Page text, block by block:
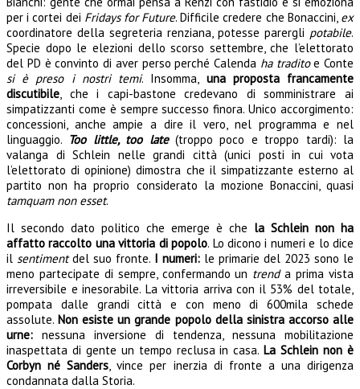
per i cortei dei Fridays for Future. Difficile credere che Bonaccini, ex
coordinatore della segreteria renziana, potesse parergli potabile.
Specie dopo le elezioni dello scorso settembre, che l’elettorato
del PD è convinto di aver perso perché Calenda ha traditoe Conte
si è preso i nostri temi. Insomma, una proposta francamente
discutibile, che i capi-bastone credevano di somministrare ai
simpatizzanti come è sempre successo finora. Unico accorgimento:
concessioni, anche ampie a dire il vero, nel programma e nel
linguaggio. Too little, too late(troppo poco e troppo tardi): la
valanga di Schlein nelle grandi città (unici posti in cui vota
l’elettorato di opinione) dimostra che il simpatizzante esterno al
partito non ha proprio considerato la mozione Bonaccini, quasi
tamquam non esset.
Il secondo dato politico che emerge è che la Schlein non ha
affatto raccolto una vittoria di popolo. Lo dicono i numeri e lo dice
il sentimentdel suo fronte. I numeri: le primarie del 2023 sono le
meno partecipate di sempre, confermando un trenda prima vista
irreversibile e inesorabile. La vittoria arriva con il 53% del totale,
pompata dalle grandi città e con meno di 600mila schede
assolute.Non esiste un grande popolo della sinistra accorso alle
urne: nessuna inversione di tendenza, nessuna mobilitazione
inaspettata di gente un tempo reclusa in casa.La Schlein non è
Corbyn né Sanders, vince per inerzia di fronte a una dirigenza
condannata dalla Storia.